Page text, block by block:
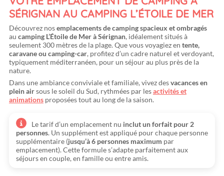
SÉRIGNAN AU CAMPING L’ÉTOILE DE MER
Découvrez nosemplacements de camping spacieux et ombragés
au camping L’Étoile de Mer à Sérignan, idéalement situés à
seulement 300 mètres de la plage. Que vous voyagiez en tente,
caravane ou camping-car, profitez d’un cadre naturel et verdoyant,
typiquement méditerranéen, pour un séjour au plus près de la
nature.
Dans une ambiance conviviale et familiale, vivez desvacances en
plein airsous le soleil du Sud, rythmées par lesactivités et
animationsproposées tout au long de la saison.
Le tarif d’un emplacement nu inclut un forfait pour 2
personnes. Un supplément est appliqué pour chaque personne
supplémentaire (jusqu’à 6 personnes maximum par
emplacement). Cette formule s’adapte parfaitement aux
séjours en couple, en famille ou entre amis.